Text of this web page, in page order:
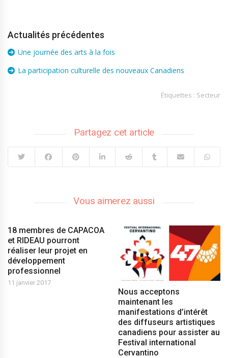
Actualités précédentes
Une journée des arts à la fois
La participation culturelle des nouveaux Canadiens
Étiquettes : Secteur
Partagez cet article
Vous aimerez aussi
18 membres de CAPACOA
et RIDEAU pourront
réaliser leur projet en
développement
professionnel
11 janvier 2017
Nous acceptons
maintenant les
manifestations d’intérêt
des diffuseurs artistiques
canadiens pour assister au
Festival international
Cervantino